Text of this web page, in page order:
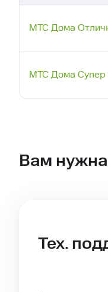
МТС Дома
МТС Дома Супер
Вам
Тех.